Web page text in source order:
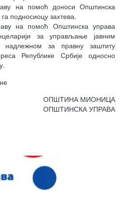
на помоћ доноси Општинска
подносиоцу захтева.
на помоћ Општинска управа
за управљање јавним
за правну заштиту
Републике Србије односно
ОПШТИНА МИОНИЦА
ОПШТИНСКА УПРАВА